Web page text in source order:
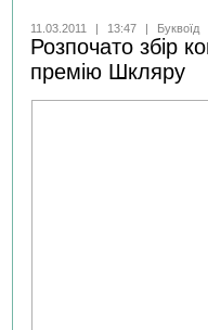
11.03.2011 | 13:47 | Буквоїд
Розпочато збір
премію Шкляру